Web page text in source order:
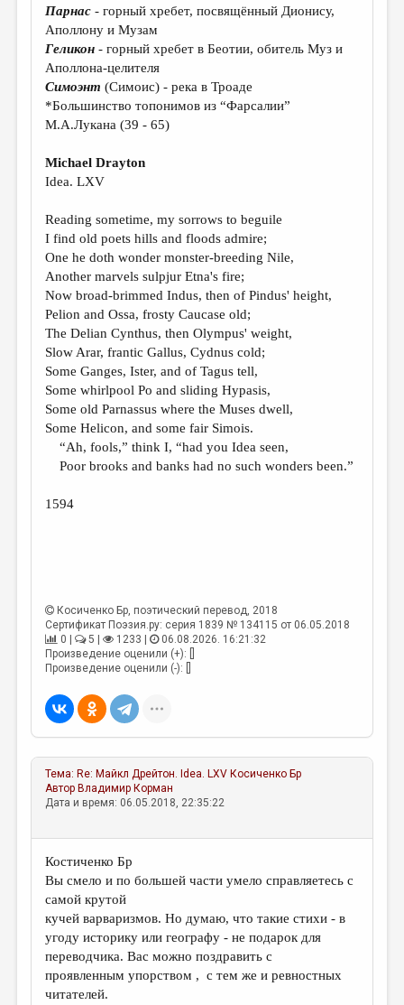
ПУБЛИЦИСТИКА
РЕЦЕНЗИРОВАНИЕ
ЦИКЛЫ ПУБЛИКАЦИЙ
ТРЕДИАКОВСКИЙ
ВКОНТАКТЕ
Парнас - горный хребет, посвящённый Дионису,
Аполлону и Музам
Геликон - горный хребет в Беотии, обитель Муз и
Аполлона-целителя
Симоэнт (Симоис) - река в Троаде
*Большинство топонимов из “Фарсалии”
М.А.Лукана (39 - 65)
Michael Drayton
Idea. LXV
Reading sometime, my sorrows to beguile
I find old poets hills and floods admire;
One he doth wonder monster-breeding Nile,
Another marvels sulpjur Etna's fire;
Now broad-brimmed Indus, then of Pindus' height,
Pelion and Ossa, frosty Caucase old;
The Delian Cynthus, then Olympus' weight,
Slow Arar, frantic Gallus, Cydnus cold;
Some Ganges, Ister, and of Tagus tell,
Some whirlpool Po and sliding Hypasis,
Some old Parnassus where the Muses dwell,
Some Helicon, and some fair Simois.
“Ah, fools,” think I, “had you Idea seen,
Poor brooks and banks had no such wonders been.”
1594
Косиченко Бр, поэтический перевод, 2018
Сертификат Поэзия.ру: серия 1839 № 134115 от 06.05.2018
0 |
5 | 1233 |
06.08.2026. 16:21:32
Произведение оценили (+): []
Произведение оценили (-): []
Тема: Re: Майкл Дрейтон. Idea. LXV Косиченко Бр
Автор Владимир Корман
Дата и время: 06.05.2018, 22:35:22
Костиченко Бр
Вы смело и по большей части умело справляетесь с
самой крутой
кучей варваризмов. Но думаю, что такие стихи - в
угоду историку или географу - не подарок для
переводчика. Вас можно поздравить с
проявленным упорством , с тем же и ревностных
читателей.